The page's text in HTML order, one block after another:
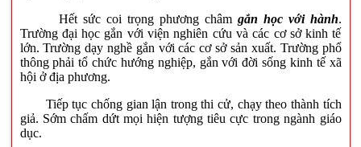
Hết sức coi trọng phương châm gắn học với hành.
Trường đại học gắn với viện nghiên cứu và các cơ sở kinh tế
lớn. Trường dạy nghề gắn với các cơ sở sản xuất. Trường phổ
thông phải tổ chức hướng nghiệp, gắn với đời sống kinh tế xã
hội ở địa phương.
Tiếp tục chống gian lận trong thi cử, chạy theo thành tích
giả. Sớm chấm dứt mọi hiện tượng tiêu cực trong ngành giáo
dục.